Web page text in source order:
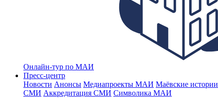
Онлайн-тур по МАИ
Пресс-центр
Новости Анонсы Медиапроекты МАИ Маёвские
СМИ Аккредитация СМИ Символика МАИ